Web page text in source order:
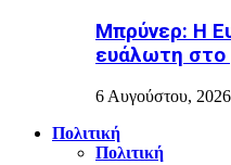
Μπρύνερ: Η
ευάλωτη στο
6 Αυγούστου, 2026
Πολιτική
Πολιτική